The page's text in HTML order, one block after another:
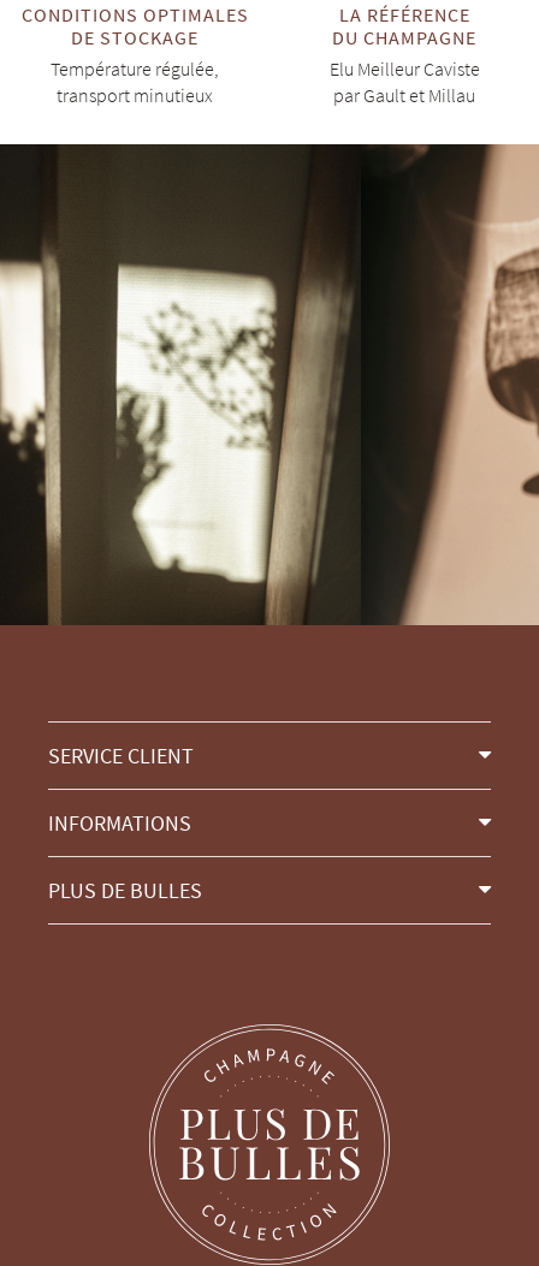
CONDITIONS OPTIMALES
DE STOCKAGE
Température régulée,
transport minutieux
LA RÉFÉRENCE
DU CHAMPAGNE
Elu Meilleur Caviste
par Gault et Millau
SERVICE CLIENT
INFORMATIONS
PLUS DE BULLES